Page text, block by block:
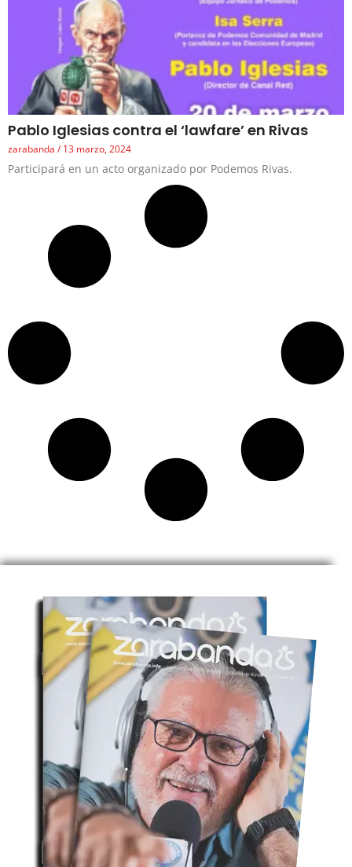
Pablo Iglesias contra el ‘lawfare’ en Rivas
zarabanda 13 marzo, 2024
Participará en un acto organizado por Podemos Rivas.